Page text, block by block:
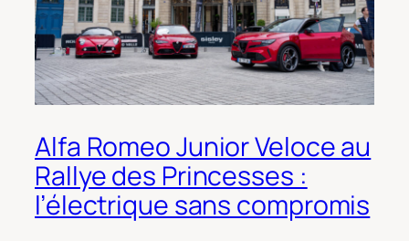
Alfa Romeo Junior Veloce au
Rallye des Princesses :
l’électrique sans compromis